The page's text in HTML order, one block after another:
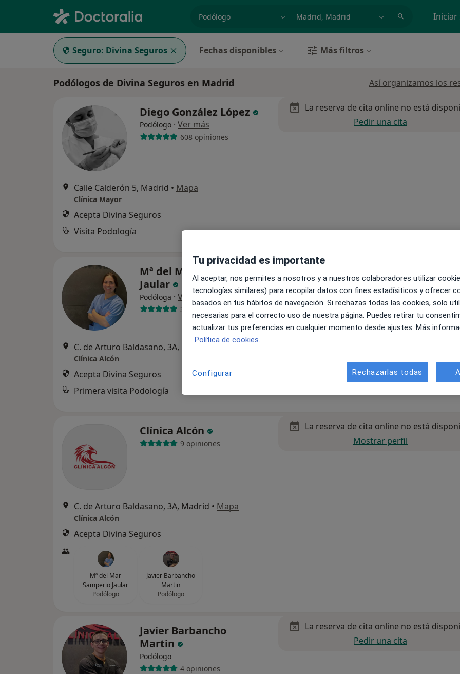
especialidad, enfermedad o nombre Iniciar
Seguro: Divina Seguros Fechas disponibles Más filtros
Podólogos de Divina Seguros en Madrid Así organizamos los
Diego González López
Podólogo · Ver más
608 opiniones
Calle Calderón 5, Madrid • Mapa
Clínica Mayor
Acepta Divina Seguros
Visita Podología
La reserva de cita online no está
Pedir una cita
Mª del Mar Samperio
Jaular
Podóloga · Ver más
3 opiniones
C. de Arturo Baldasano, 3A, Madrid•Mapa
Clínica Alcón
Acepta Divina Seguros
Primera visita Podología
La reserva de cita online no está
Pedir una cita
Clínica Alcón
9 opiniones
C. de Arturo Baldasano, 3A, Madrid • Mapa
Clínica Alcón
Acepta Divina Seguros
Mª del Mar
Samperio Jaular
Podólogo
Javier Barbancho
Martin
Podólogo
La reserva de cita online no está
Mostrar perfil
Javier Barbancho
Martin
Podólogo
4 opiniones
La reserva de cita online no está
Pedir una cita
Tu privacidad es importante
Al aceptar, nos permites a nosotros y a nuestros colaboradores utilizar
tecnologías similares) para recopilar datos con fines estadísiticos y ofrecer
basados en tus hábitos de navegación. Si rechazas todas las cookies, solo
necesarias para el correcto uso de nuestra página. Puedes retirar tu
actualizar tus preferencias en cualquier momento desde ajustes. Más
Política de cookies.
Configurar Rechazarlas todas